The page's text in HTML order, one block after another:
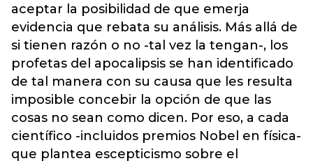
aceptar la posibilidad de que emerja
evidencia que rebata su análisis. Más allá de
si tienen razón o no -tal vez la tengan-, los
profetas del apocalipsis se han identificado
de tal manera con su causa que les resulta
imposible concebir la opción de que las
cosas no sean como dicen. Por eso, a cada
científico -incluidos premios Nobel en física-
que plantea escepticismo sobre el